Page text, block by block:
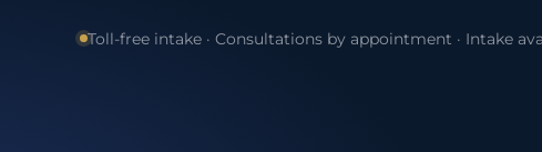
Toll-free intake · Consultations by appointment · Intake